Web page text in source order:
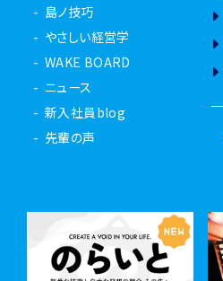
島ノ技巧
やさしい経営学
WAKE BOARD
ニュース
新入社員blog
先輩の声